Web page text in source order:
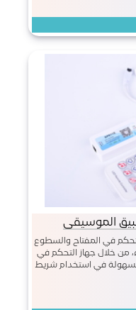
في المفتاح والسطوع
من خلال جهاز التحكم في
في استخدام شريط